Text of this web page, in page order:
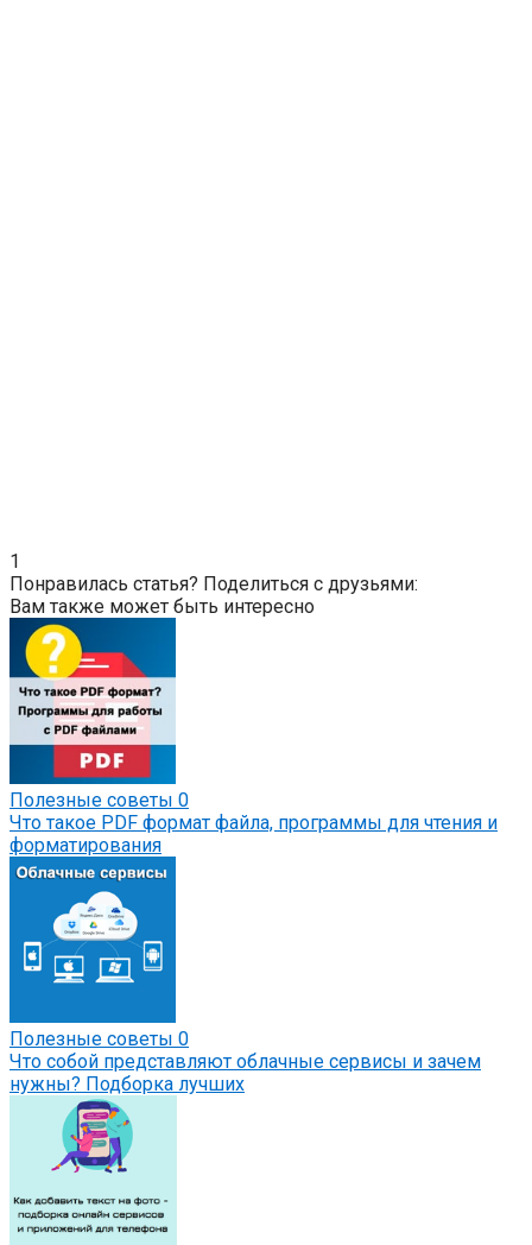
1
Понравилась статья? Поделиться с друзьями:
Вам также может быть интересно
Полезные советы 0
Что такое PDF формат файла, программы для чтения и
форматирования
Полезные советы 0
Что собой представляют облачные сервисы и зачем
нужны? Подборка лучших